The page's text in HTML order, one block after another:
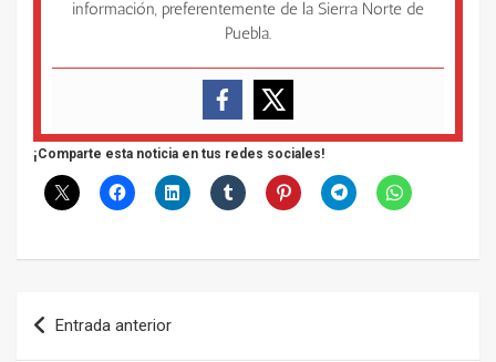
información, preferentemente de la Sierra Norte de
Puebla.
¡Comparte esta noticia en tus redes sociales!
Navegación
de
Entrada anterior